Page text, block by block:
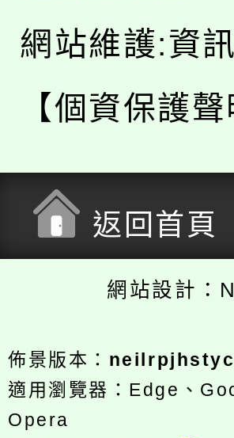
網站維護:資
【個資保護聲
返回首頁
網站設計：
佈景版本： neilrpjhstyc
適用瀏覽器：Edge、
Opera